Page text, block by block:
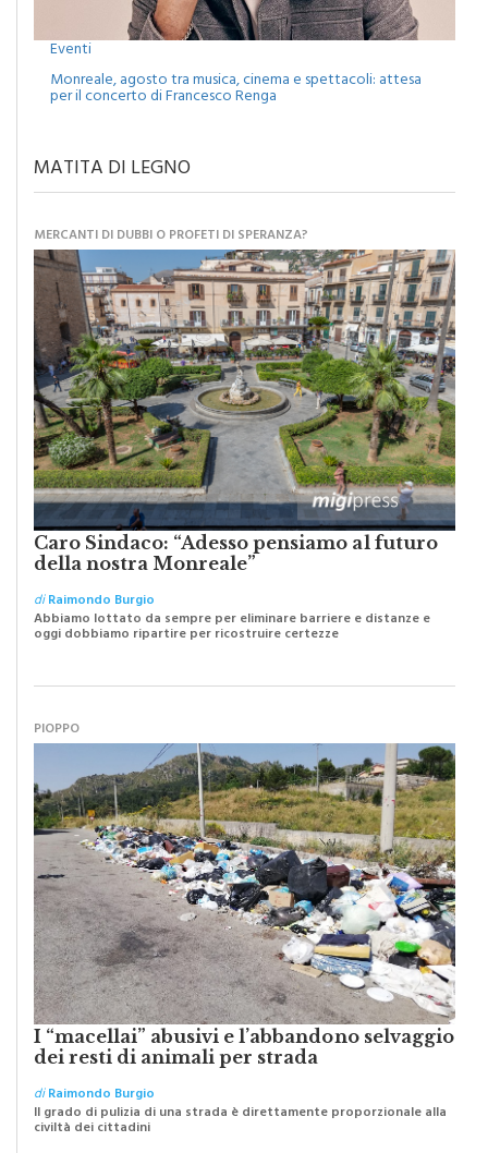
Monreale, agosto tra musica, cinema e spettacoli: attesa
per il concerto di Francesco Renga
Caro Sindaco: “Adesso pensiamo al futuro
della nostra Monreale”
diRaimondo Burgio
Abbiamo lottato da sempre per eliminare barriere e distanze e
oggi dobbiamo ripartire per ricostruire certezze
I “macellai” abusivi e l’abbandono selvaggio
dei resti di animali per strada
diRaimondo Burgio
Il grado di pulizia di una strada è direttamente proporzionale alla
civiltà dei cittadini